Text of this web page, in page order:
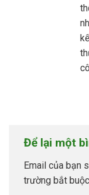
Để lại một
Email của bạn
trường bắt